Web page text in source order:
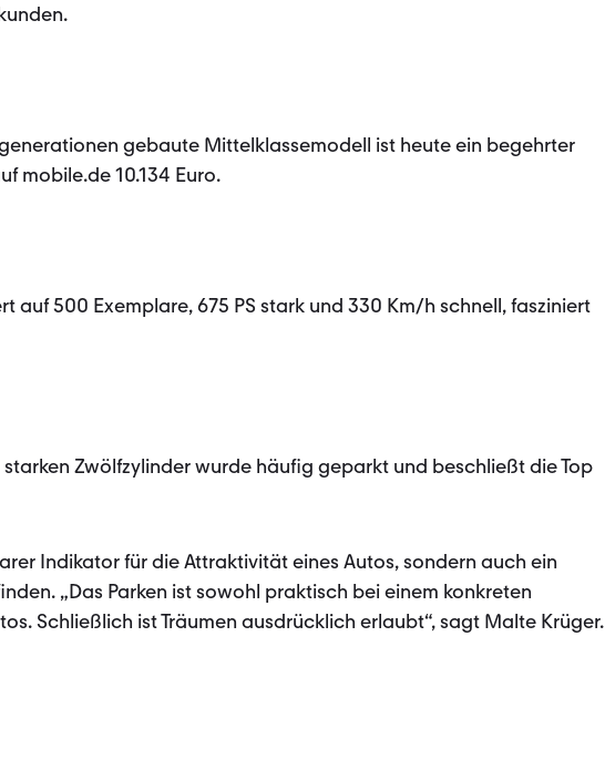
gebaute Mittelklassemodell ist heute ein begehrter
mobile.de 10.134 Euro.
auf 500 Exemplare, 675 PS stark und 330 Km/h schnell, fasziniert
Zwölfzylinder wurde häufig geparkt und beschließt die Top
Indikator für die Attraktivität eines Autos, sondern auch ein
„Das Parken ist sowohl praktisch bei einem konkreten
Schließlich ist Träumen ausdrücklich erlaubt“, sagt Malte Krüger.